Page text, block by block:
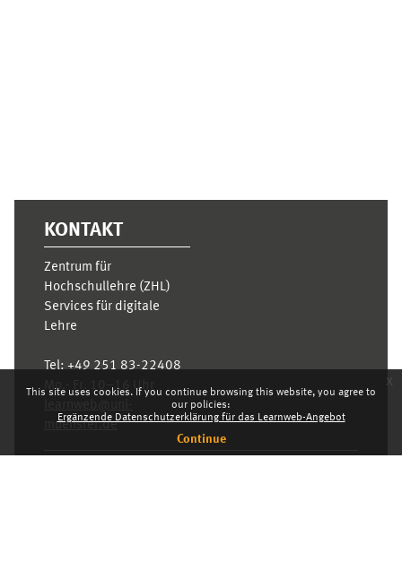
This site uses cookies. If you continue browsing this website, you agree to
our policies:
Ergänzende Datenschutzerklärung für das Learnweb-Angebot
Continue
x
KONTAKT
Zentrum für
Hochschullehre (ZHL)
Services für digitale
Lehre
Tel: +49 251 83-22408
Mo.- Fr. 10–16 Uhr
muenster.de